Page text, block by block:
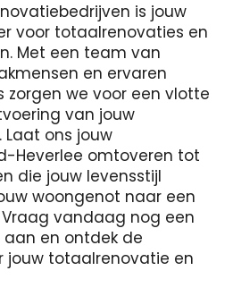
is jouw
voor totaalrenovaties en
Met een team van
en ervaren
we voor een vlotte
van jouw
ons jouw
Heverlee omtoveren tot
die jouw levensstijl
woongenot naar een
vandaag nog een
en ontdek de
jouw totaalrenovatie en